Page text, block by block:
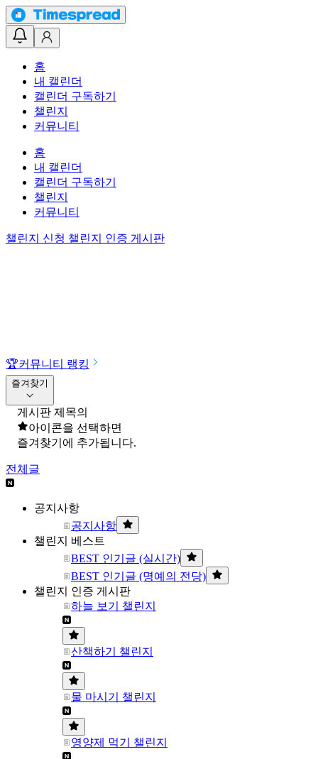
홈
내 캘린더
캘린더 구독하기
챌린지
커뮤니티
홈
내 캘린더
캘린더 구독하기
챌린지
커뮤니티
챌린지 신청 챌린지 인증 게시판
🏆커뮤니티 랭킹
즐겨찾기
게시판 제목의
아이콘을 선택하면
즐겨찾기에 추가됩니다.
전체글
공지사항
공지사항
챌린지 베스트
BEST 인기글 (실시간)
BEST 인기글 (명예의 전당)
챌린지 인증 게시판
하늘 보기 챌린지
산책하기 챌린지
물 마시기 챌린지
영양제 먹기 챌린지